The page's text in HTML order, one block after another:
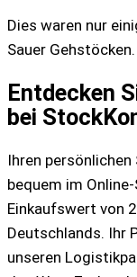
Dies waren nur
Sauer
Entdecken
bei
Ihren
bequem im
Einkaufswert von
Deutschlands. Ihr
unseren